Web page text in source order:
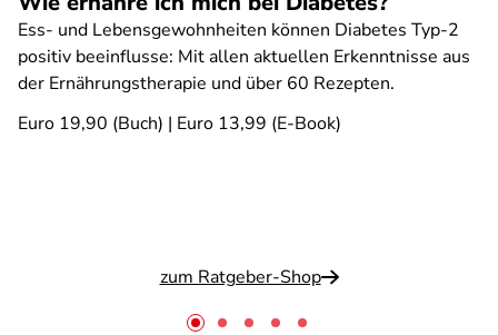
Ess- und Lebensgewohnheiten können Diabetes Typ-2
positiv beeinflusse: Mit allen aktuellen Erkenntnisse aus
der Ernährungstherapie und über 60 Rezepten.
Euro 19,90 (Buch) | Euro 13,99 (E-Book)
zum Ratgeber-Shop